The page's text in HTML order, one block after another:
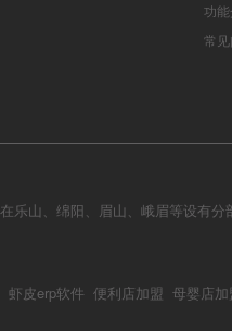
功
常
乐山、绵阳、眉山、峨眉等设有
虾皮erp软件 便利店加盟 母婴店